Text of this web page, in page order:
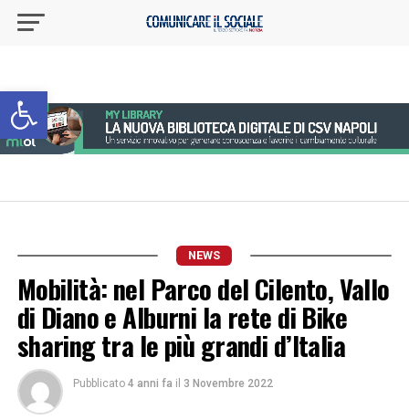
Apri la barra degli strumenti
NEWS
Mobilità: nel Parco del Cilento, Vallo
di Diano e Alburni la rete di Bike
sharing tra le più grandi d’Italia
Pubblicato 4 anni fa il 3 Novembre 2022